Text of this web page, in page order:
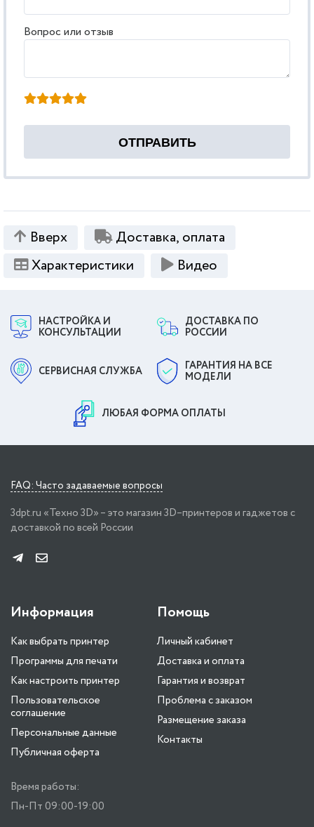
Вопрос или отзыв
Вверх
Доставка, оплата
Характеристики
Видео
НАСТРОЙКА И
КОНСУЛЬТАЦИИ
ДОСТАВКА ПО
РОССИИ
СЕРВИСНАЯ СЛУЖБА
ГАРАНТИЯ НА ВСЕ
МОДЕЛИ
ЛЮБАЯ ФОРМА ОПЛАТЫ
FAQ: Часто задаваемые вопросы
3dpt.ru «Техно 3D» – это магазин 3D–принтеров и гаджетов с
доставкой по всей России
Информация
Как выбрать принтер
Программы для печати
Как настроить принтер
Пользовательское
соглашение
Персональные данные
Публичная оферта
Помощь
Личный кабинет
Доставка и оплата
Гарантия и возврат
Проблема с заказом
Размещение заказа
Контакты
Время работы:
Пн-Пт 09:00-19:00